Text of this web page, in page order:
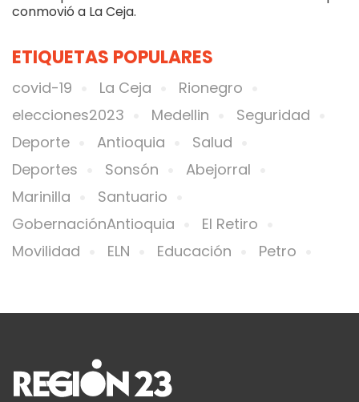
conmovió a La Ceja.
ETIQUETAS POPULARES
covid-19 La Ceja
Rionegro
elecciones2023
Medellin
Seguridad
Deporte
Antioquia
Salud
Deportes
Sonsón
Abejorral
Marinilla
Santuario
GobernaciónAntioquia
El Retiro
Movilidad
ELN Educación Petro